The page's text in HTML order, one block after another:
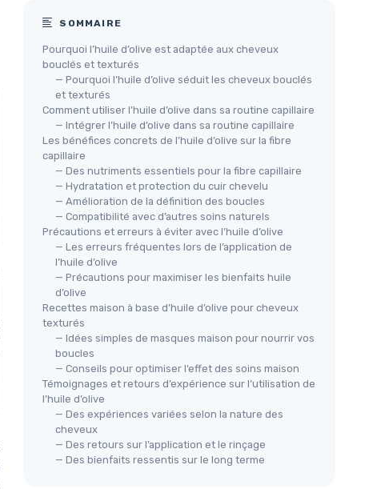
SOMMAIRE
Pourquoi l’huile d’olive est adaptée aux cheveux
bouclés et texturés
— Pourquoi l’huile d’olive séduit les cheveux bouclés
et texturés
Comment utiliser l’huile d’olive dans sa routine capillaire
— Intégrer l’huile d’olive dans sa routine capillaire
Les bénéfices concrets de l’huile d’olive sur la fibre
capillaire
— Des nutriments essentiels pour la fibre capillaire
— Hydratation et protection du cuir chevelu
— Amélioration de la définition des boucles
— Compatibilité avec d’autres soins naturels
Précautions et erreurs à éviter avec l’huile d’olive
— Les erreurs fréquentes lors de l’application de
l’huile d’olive
— Précautions pour maximiser les bienfaits huile
d’olive
Recettes maison à base d’huile d’olive pour cheveux
texturés
— Idées simples de masques maison pour nourrir vos
boucles
— Conseils pour optimiser l’effet des soins maison
Témoignages et retours d’expérience sur l’utilisation de
l’huile d’olive
— Des expériences variées selon la nature des
cheveux
— Des retours sur l’application et le rinçage
— Des bienfaits ressentis sur le long terme